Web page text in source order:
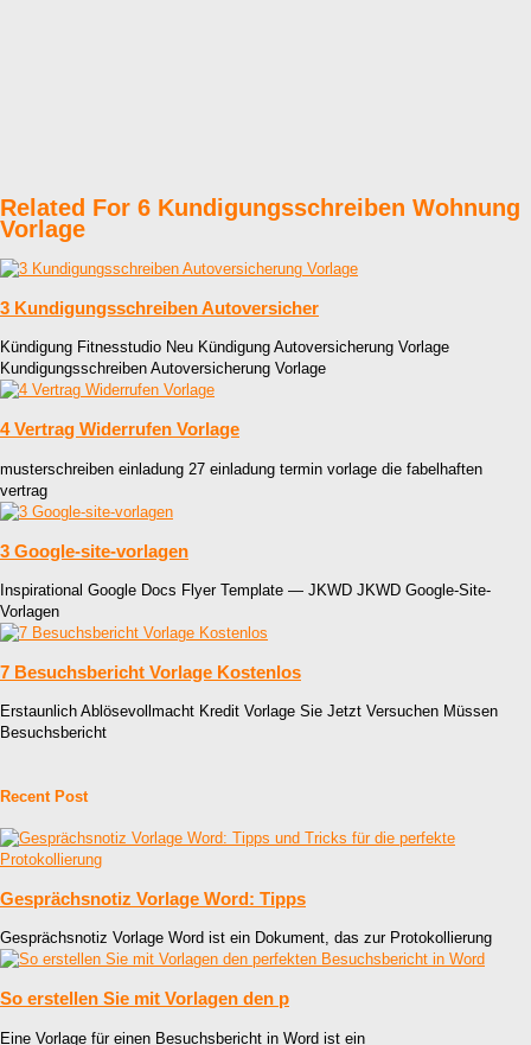
Related For 6 Kundigungsschreiben Wohnung
Vorlage
3 Kundigungsschreiben Autoversicher
Kündigung Fitnesstudio Neu Kündigung Autoversicherung Vorlage
Kundigungsschreiben Autoversicherung Vorlage
4 Vertrag Widerrufen Vorlage
musterschreiben einladung 27 einladung termin vorlage die fabelhaften
vertrag
3 Google-site-vorlagen
Inspirational Google Docs Flyer Template — JKWD JKWD Google-Site-
Vorlagen
7 Besuchsbericht Vorlage Kostenlos
Erstaunlich Ablösevollmacht Kredit Vorlage Sie Jetzt Versuchen Müssen
Besuchsbericht
Recent Post
Gesprächsnotiz Vorlage Word: Tipps
Gesprächsnotiz Vorlage Word ist ein Dokument, das zur Protokollierung
So erstellen Sie mit Vorlagen den p
Eine Vorlage für einen Besuchsbericht in Word ist ein